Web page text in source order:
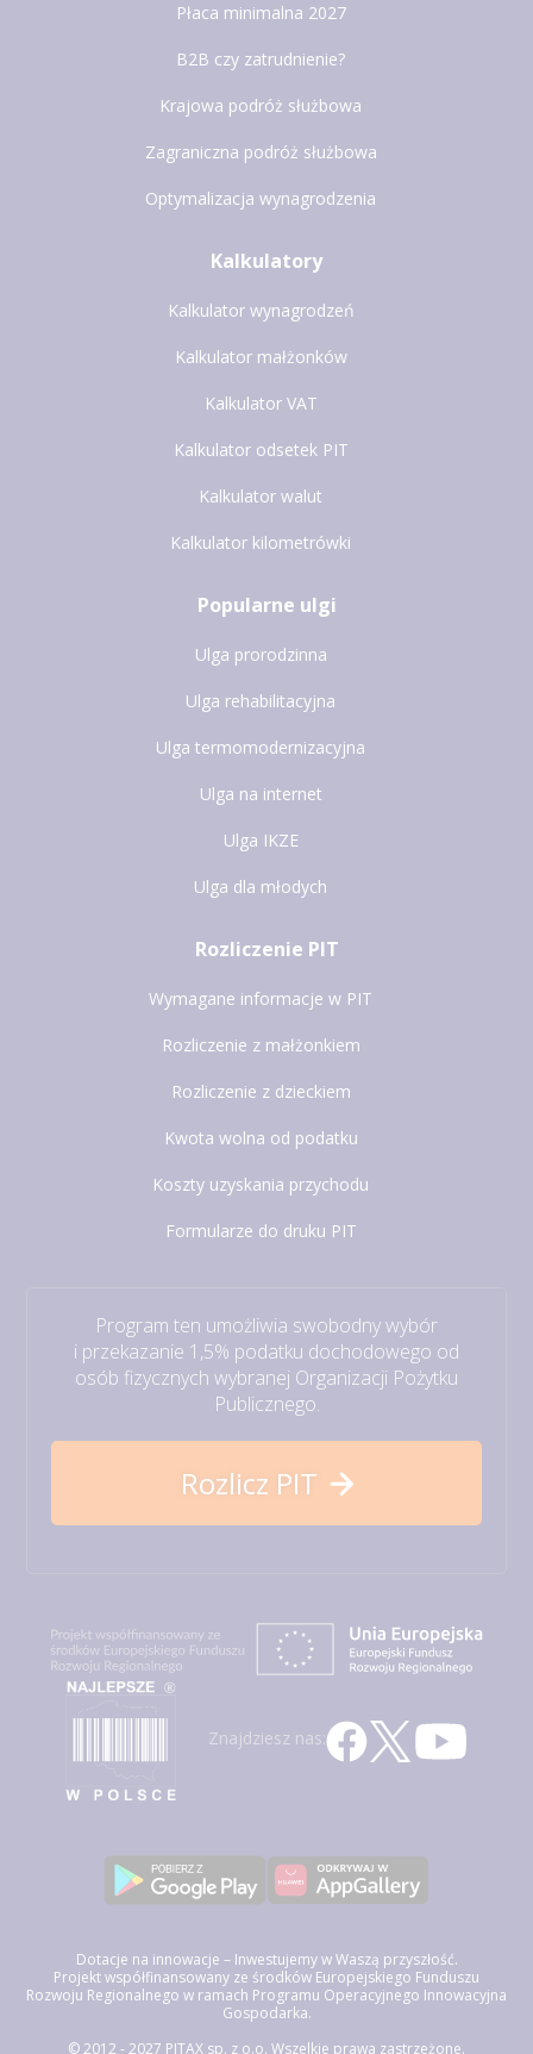
Płaca minimalna 2027
B2B czy zatrudnienie?
Krajowa podróż służbowa
Zagraniczna podróż służbowa
Optymalizacja wynagrodzenia
Kalkulatory
Kalkulator wynagrodzeń
Kalkulator małżonków
Kalkulator VAT
Kalkulator odsetek PIT
Kalkulator walut
Kalkulator kilometrówki
Popularne ulgi
Ulga prorodzinna
Ulga rehabilitacyjna
Ulga termomodernizacyjna
Ulga na internet
Ulga IKZE
Ulga dla młodych
Rozliczenie PIT
Wymagane informacje w PIT
Rozliczenie z małżonkiem
Rozliczenie z dzieckiem
Kwota wolna od podatku
Koszty uzyskania przychodu
Formularze do druku PIT
Program ten umożliwia swobodny wybór
i przekazanie 1,5% podatku dochodowego od
osób fizycznych wybranej Organizacji Pożytku
Publicznego.
Rozlicz PIT
Znajdziesz nas:
Dotacje na innowacje – Inwestujemy w Waszą przyszłość.
Projekt współfinansowany ze środków Europejskiego Funduszu
Rozwoju Regionalnego w ramach Programu Operacyjnego Innowacyjna
Gospodarka.
© 2012 - 2027 PITAX sp. z o.o. Wszelkie prawa zastrzeżone.